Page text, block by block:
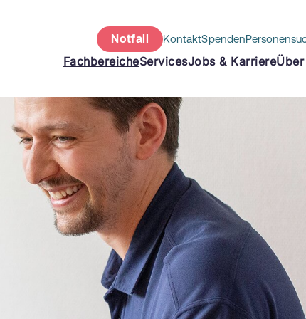
Notfall KontaktSpenden
FachbereicheServicesJobs & Karriere